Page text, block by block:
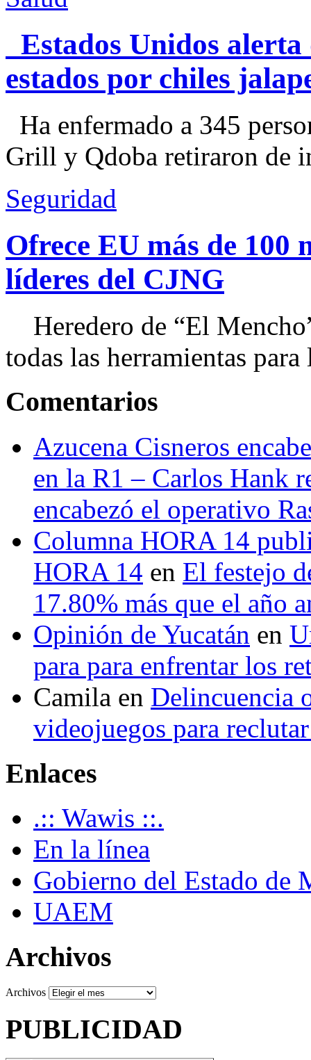
Estados Unidos alerta
estados por chiles
Ha enfermado a 345
Grill y Qdoba retiraron de
Seguridad
Ofrece EU más de 100
líderes del CJNG
Heredero de “El
todas las herramientas
Comentarios
Azucena Cisneros
en la R1 – Carlos Hank
encabezó el operativo
Columna HORA 14
HORA 14 en El festejo
17.80% más que el año
Opinión de Yucatán en
para para enfrentar los
Camila en Delincuencia
videojuegos para
Enlaces
.:: Wawis ::.
En la línea
Gobierno del Estado de
UAEM
Archivos
Archivos
PUBLICIDAD